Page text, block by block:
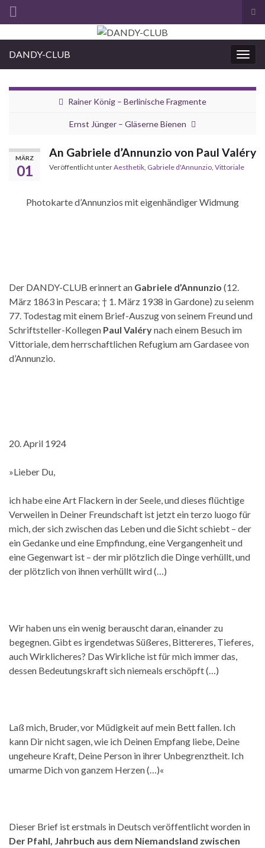
Search for:
DANDY-CLUB
Rainer König – Berlinische Fragmente
Ernst Jünger – Gläserne Bienen
MÄRZ
01
An Gabriele d’Annunzio von Paul Valéry
Veröffentlicht unterAesthetik Gabriele d'Annunzio Vittoriale
Photokarte d’Annunzios mit eigenhändiger Widmung
Der DANDY-CLUB erinnert an Gabriele d’Annunzio (12.
März 1863 in Pescara; † 1. März 1938 in Gardone) zu seienm
77. Todestag mit einem Brief-Auszug von seinem Freund und
Schriftsteller-Kollegen Paul Valérynach einem Besuch im
Vittoriale, dem herrschaftlichen Refugium am Gardasee von
d’Annunzio.
20. April 1924
»Lieber Du,
ich habe eine Art Flackern in der Seele, und dieses flüchtige
Verweilen in Deiner Freundschaft ist jetzt ein terzo luogo für
mich, der sich zwischen das Leben und die Sicht schiebt – der
ein Gedanke und eine Empfindung, eine Vergangenheit und
eine Gegenwart ist – der mir plötzlich die Dinge verhüllt, und
der plötzlich von ihnen verhüllt wird (…)
Wir haben uns ein wenig berauscht daran, einander zu
begegnen. Gibt es irgendetwas Süßeres, Bittereres, Tieferes,
auch Wirklicheres? Das Wirkliche ist für mich immer das,
dessen Bedeutungskraft sich niemeals erschöpft (…)
Laß mich, Bruder, vor Müdigkeit auf mein Bett fallen. Ich
kann Dir nicht sagen, wie ich Deinen Empfang liebe, Deine
ungeheure Kraft, Deine Person in ihrer Unbegrenztheit. Ich
umarme Dich von ganzem Herzen (…)«
Dieser Brief ist erstmals in Deutsch veröffentlicht worden in
Der Pfahl, Jahrbuch aus dem Niemandsland zwischen